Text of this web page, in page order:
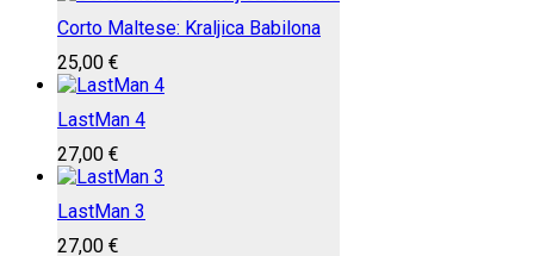
Corto Maltese: Kraljica Babilona
25,00 €
LastMan 4
27,00 €
LastMan 3
27,00 €